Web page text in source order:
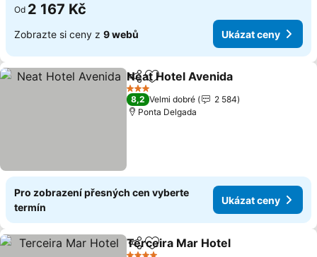
Od 2 167 Kč
Zobrazte si ceny z 9 webů Ukázat ceny
SdíletPřidat na seznam oblíbených
Neat Hotel Avenida
3 Počet hvězdiček
8,2 Velmi dobré
2 584
Ponta Delgada
Pro zobrazení přesných cen vyberte
termín
Ukázat ceny
SdíletPřidat na seznam oblíbených
Terceira Mar Hotel